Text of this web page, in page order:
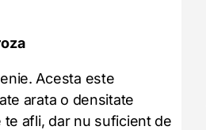
Acesta este
arata o densitate
te afli, dar nu suficient de